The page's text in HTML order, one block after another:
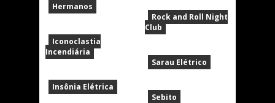
Hermanos
Iconoclastia
Incendiária
Insônia Elétrica
Rock and Roll Night
Club
Sarau Elétrico
Sebito